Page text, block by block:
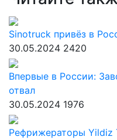
Sinotruck привёз в
30.05.2024 2420
Впервые в России:
отвал
30.05.2024 1976
Рефрижераторы Yildiz